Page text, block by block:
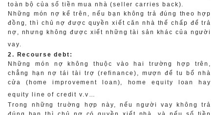
toàn bộ của số tiền mua nhà (seller carries back).
Những món nợ kể trên, nếu bạn không trả đúng theo hợp
đồng, thì chủ nợ được quyền xiết căn nhà thế chấp để trả
nợ, nhưng không được xiết những tài sản khác của người
vay.
2. Recourse debt:
Những món nợ không thuộc vào hai trường hợp trên,
chẳng hạn nợ tái tài trợ (refinance), mượn để tu bổ nhà
cửa (home improvement loan), home equity loan hay
equity line of credit v.v…
Trong những truờng hợp này, nếu người vay không trả